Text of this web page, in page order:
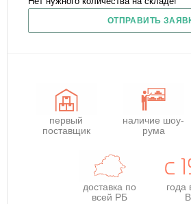
ОТПРАВИТЬ
первый
поставщик
наличие шоу-
рума
доставка по
всей РБ
года